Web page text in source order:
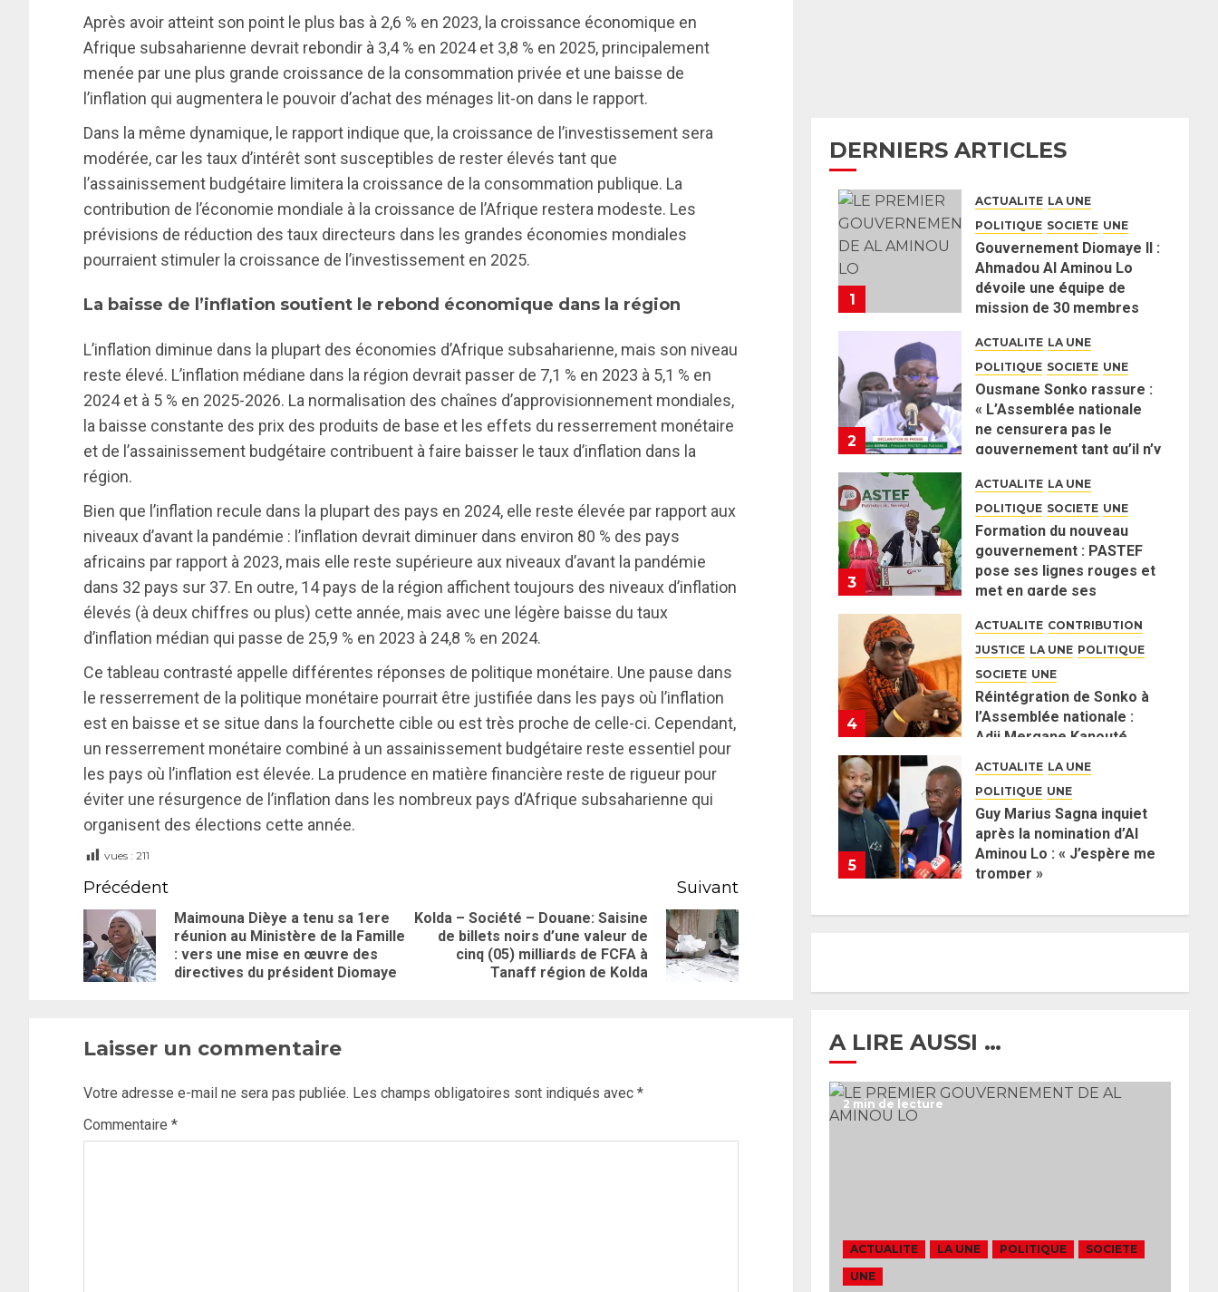
Après avoir atteint son point le plus bas à 2,6 % en 2023, la croissance économique en
Afrique subsaharienne devrait rebondir à 3,4 % en 2024 et 3,8 % en 2025, principalement
menée par une plus grande croissance de la consommation privée et une baisse de
l’inflation qui augmentera le pouvoir d’achat des ménages lit-on dans le rapport.
Dans la même dynamique, le rapport indique que, la croissance de l’investissement sera
modérée, car les taux d’intérêt sont susceptibles de rester élevés tant que
l’assainissement budgétaire limitera la croissance de la consommation publique. La
contribution de l’économie mondiale à la croissance de l’Afrique restera modeste. Les
prévisions de réduction des taux directeurs dans les grandes économies mondiales
pourraient stimuler la croissance de l’investissement en 2025.
La baisse de l’inflation soutient le rebond économique dans la région
L’inflation diminue dans la plupart des économies d’Afrique subsaharienne, mais son niveau
reste élevé. L’inflation médiane dans la région devrait passer de 7,1 % en 2023 à 5,1 % en
2024 et à 5 % en 2025-2026. La normalisation des chaînes d’approvisionnement mondiales,
la baisse constante des prix des produits de base et les effets du resserrement monétaire
et de l’assainissement budgétaire contribuent à faire baisser le taux d’inflation dans la
région.
Bien que l’inflation recule dans la plupart des pays en 2024, elle reste élevée par rapport aux
niveaux d’avant la pandémie : l’inflation devrait diminuer dans environ 80 % des pays
africains par rapport à 2023, mais elle reste supérieure aux niveaux d’avant la pandémie
dans 32 pays sur 37. En outre, 14 pays de la région affichent toujours des niveaux d’inflation
élevés (à deux chiffres ou plus) cette année, mais avec une légère baisse du taux
d’inflation médian qui passe de 25,9 % en 2023 à 24,8 % en 2024.
Ce tableau contrasté appelle différentes réponses de politique monétaire. Une pause dans
le resserrement de la politique monétaire pourrait être justifiée dans les pays où l’inflation
est en baisse et se situe dans la fourchette cible ou est très proche de celle-ci. Cependant,
un resserrement monétaire combiné à un assainissement budgétaire reste essentiel pour
les pays où l’inflation est élevée. La prudence en matière financière reste de rigueur pour
éviter une résurgence de l’inflation dans les nombreux pays d’Afrique subsaharienne qui
organisent des élections cette année.
vues : 211
Précédent
Maimouna Dièye a tenu sa 1ere
réunion au Ministère de la Famille
: vers une mise en œuvre des
directives du président Diomaye
Suivant
Kolda – Société – Douane: Saisine
de billets noirs d’une valeur de
cinq (05) milliards de FCFA à
Tanaff région de Kolda
Laisser un commentaire
Votre adresse e-mail ne sera pas publiée. Les champs obligatoires sont indiqués avec *
Commentaire *
DERNIERS ARTICLES
1
ACTUALITE LA UNE
POLITIQUE SOCIETE UNE
Gouvernement Diomaye II :
Ahmadou Al Aminou Lo
dévoile une équipe de
mission de 30 membres
2
ACTUALITE LA UNE
POLITIQUE SOCIETE UNE
Ousmane Sonko rassure :
« L’Assemblée nationale
ne censurera pas le
gouvernement tant qu’il n’y
politique contre Pastef »
2 JUIN 2026 0
3
ACTUALITE LA UNE
POLITIQUE SOCIETE UNE
Formation du nouveau
gouvernement : PASTEF
pose ses lignes rouges et
met en garde ses
26 MAI 2026 0
4
ACTUALITE CONTRIBUTION
JUSTICE LA UNE POLITIQUE
SOCIETE UNE
Réintégration de Sonko à
l’Assemblée nationale :
Adji Mergane Kanouté
parlementaire
26 MAI 2026
5
ACTUALITE LA UNE
POLITIQUE UNE
Guy Marius Sagna inquiet
après la nomination d’Al
Aminou Lo : « J’espère me
tromper »
A LIRE AUSSI …
2 min de lecture
ACTUALITE LA UNE POLITIQUE
SOCIETE
UNE